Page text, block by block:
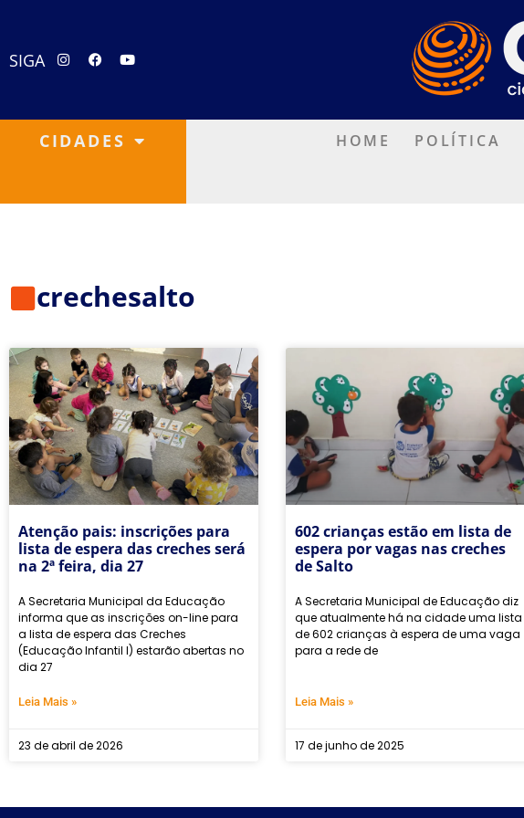
SIGA
CIDADES HOME POLÍTICA
crechesalto
Atenção pais: inscrições para
lista de espera das creches será
na 2ª feira, dia 27
A Secretaria Municipal da Educação
informa que as inscrições on-line para
a lista de espera das Creches
(Educação Infantil I) estarão abertas no
dia 27
Leia Mais »
23 de abril de 2026
602 crianças estão em lista de
espera por vagas nas creches
de Salto
A Secretaria Municipal de Educação diz
que atualmente há na cidade uma lista
de 602 crianças à espera de uma vaga
para a rede de
Leia Mais »
17 de junho de 2025